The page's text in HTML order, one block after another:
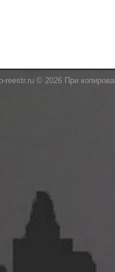
reestr.ru © 2026 При